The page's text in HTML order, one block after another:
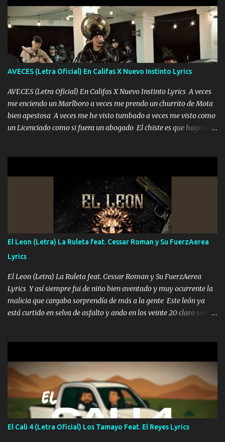
pero eso ya no va a pasar me perderé en la soledad Porque me
mirabas bonito si yo no fui el final feliz el final fue triste pa mí Y
duele no tenerte aquí sabiendo que moría por ti yo y la luna
cantamos y por ti nos embriagamos Quién sabe qué será de mí si
contigo fui muy feliz a lo mejor no lloró pero muy en el fondo te
adoro
AVECES (Letra Oficial) En Califas X Nuevo Instinto Lyrics
AVECES (Letra Oficial) En Califas X Nuevo Instinto Lyrics A veces
me enciendo un Marlboro a veces me prendo un churrito de Mota
bien apestosa A veces me he visto tumbado a veces me visto como
un Licenciado como si fuera un abogado El chiste es que hago lo
corriente no quieren verte subir de level trucha mis plebes Música
A veces me pongo un sombrero a veces me ven la cachucha de lado
con la mirada siempre en alto A veces me fajó una super o a veces
me fajó una Glock siempre armado todas las generaciones yo
traigo El chiste es que hago lo que quiero pues así soy me mandó
yo tengo el control a todos yo les paro el dedo soy hocicon un
malcriado un malandrón Que Les importa no saben nada falsas
las risas las que me miran hay gente corriente no quieren ve...
El Leon (Letra) La Ruleta feat. Cessar Roman y Su FuerzAerea
Lyrics
El Leon (Letra) La Ruleta feat. Cessar Roman y Su FuerzAerea
Lyrics Y así siempre fui de niño bien aventado y muy ocurrente la
malicia que cargaba sorprendía de más a la gente Este león ya
está curtido en selva de asfalto y ando en los veinte 20 claro son
pa más pues hay charola les voy a dar hasta topar pues no hay de
otra Música Surcando bien mi camino voy por mi línea no veo a
los lados aquel que no corre vuela no se me duerm voy chicoteado
Ya pasé varias hazañas ya tienen rato que me agarran el colmillo
de este León los estatales no sé esperaron Al tiro esta la PrimiZa
también la nueve que cargo al lado doy la mano al que su amigo y
al traicionero damos pa abajo Y No me paran aquí hay pa más
El Cali 4 (Letra Oficial) Los Tamayo Feat. El Reyes Lyrics